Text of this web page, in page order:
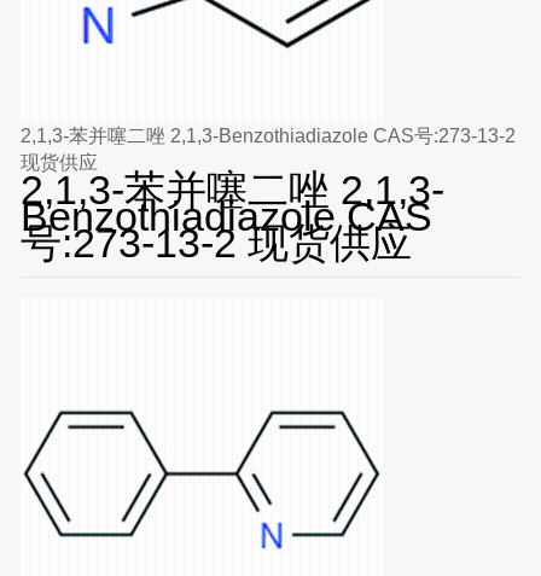
2,1,3-苯并噻二唑 2,1,3-Benzothiadiazole CAS号:273-13-2
现货供应
2,1,3-苯并噻二唑 2,1,3-
Benzothiadiazole CAS
号:273-13-2 现货供应